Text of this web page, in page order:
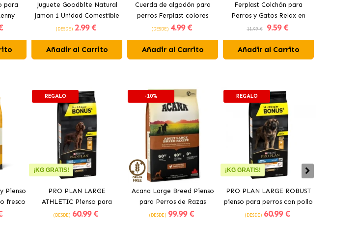
para
Juguete Goodbite Natural
Jamon 1 Unidad Comestible
Ferplast
(DESDE) 2.99 €
Añadir al Carrito
Cuerda de algodón para
perros Ferplast colores
surtidos
(DESDE) 4.99 €
Añadir al Carrito
Ferplast Colchón para
Perros y Gatos Relax en
Colores Surtidos
11.99 € 9.59 €
Añadir al Carrito
Pienso
fresco
REGALO
¡KG GRATIS!
PRO PLAN LARGE
ATHLETIC Pienso para
perros con pollo
(DESDE) 60.99 €
-10%
Acana Large Breed Pienso
para Perros de Razas
Grandes con Pollo
(DESDE) 99.99 €
REGALO
¡KG GRATIS!
PRO PLAN LARGE ROBUST
pienso para perros con pollo
(DESDE) 60.99 €